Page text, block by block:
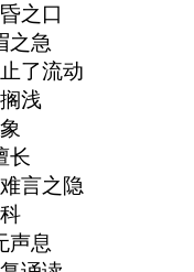
之口
之急
了流动
浅
长
言之隐
声息